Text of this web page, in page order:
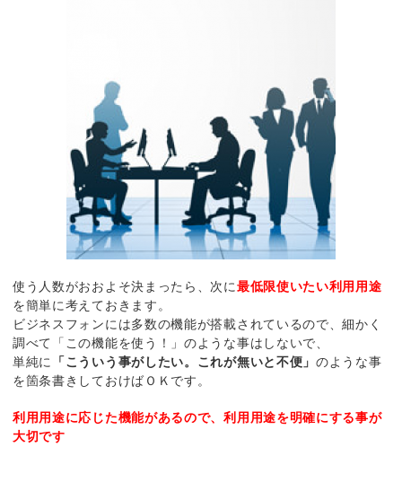
使う人数がおおよそ決まったら、次に最低限使いたい利用用途
を簡単に考えておきます。
ビジネスフォンには多数の機能が搭載されているので、細かく
調べて「この機能を使う！」のような事はしないで、
単純に
「こういう事がしたい。これが無いと不便」のような事
を箇条書きしておけばＯＫです。
利用用途に応じた機能があるので、利用用途を明確にする事が
大切です